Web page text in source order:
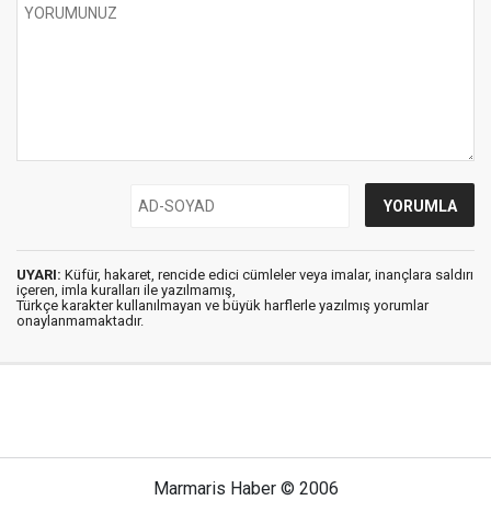
UYARI: Küfür, hakaret, rencide edici cümleler veya imalar, inançlara saldırı
içeren, imla kuralları ile yazılmamış,
Türkçe karakter kullanılmayan ve büyük harflerle yazılmış yorumlar
onaylanmamaktadır.
Marmaris Haber © 2006